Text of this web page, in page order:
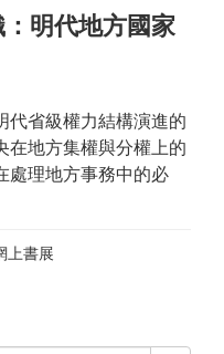
明代地方國家
省級權力結構演進的
在地方集權與分權上的
處理地方事務中的必
上書展